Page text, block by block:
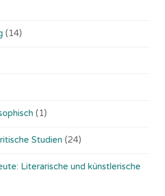
(14)
(1)
Studien (24)
Literarische und künstlerische